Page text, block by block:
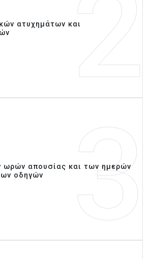
ατυχημάτων και2
απουσίας και των ημερών
οδηγών
3